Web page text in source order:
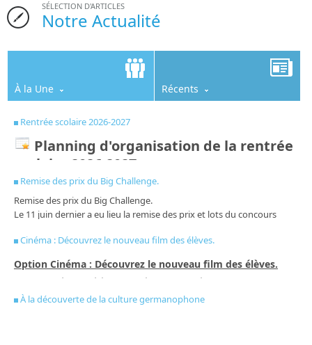
SÉLECTION D'ARTICLES
Notre Actualité
À la Une Récents
Rentrée scolaire 2026-2027
Planning d'organisation de la rentrée
scolaire 2026-2027
Du mardi 25 août au vendredi 29 août
Stage de réussite pour les élèves inscrits, tous les matins de
9h00 à 12h00.
Lundi 31 août 2026
Mardi 1er septembre 2026
Remise des prix du Big Challenge.
Remise des prix du Big Challenge.
Le 11 juin dernier a eu lieu la remise des prix et lots du concours
ont relevé le défis des 45 questions, dont certaines plutôt difficiles! Un
chaque niveau! Rendez- vous l'année prochaine!
Ariane Nibeaudeau, enseignante d'anglais
Cinéma : Découvrez le nouveau film des élèves.
Option Cinéma : Découvrez le nouveau film des élèves.
Cette année, les élèves de 6ème et de 5ème de l'option
cinéma vous invitent à découvrir leur court métrage
du ciel.
À la découverte de la culture germanophone